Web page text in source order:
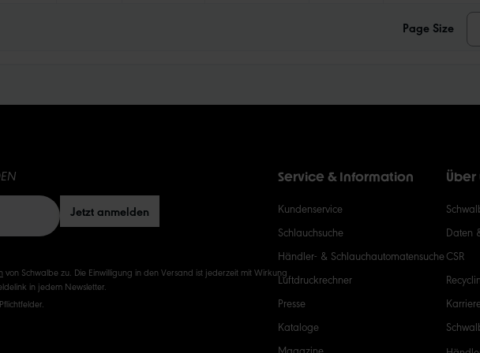
Page Size
Jetzt anmelden
von Schwalbe zu. Die Einwilligung in den Versand ist jederzeit mit Wirkung
in jedem Newsletter.
Service & Information
Kundenservice
Schlauchsuche
Händler- & Schlauchautomatensuche
Luftdruckrechner
Presse
Kataloge
Magazine
Über
Daten
CSR